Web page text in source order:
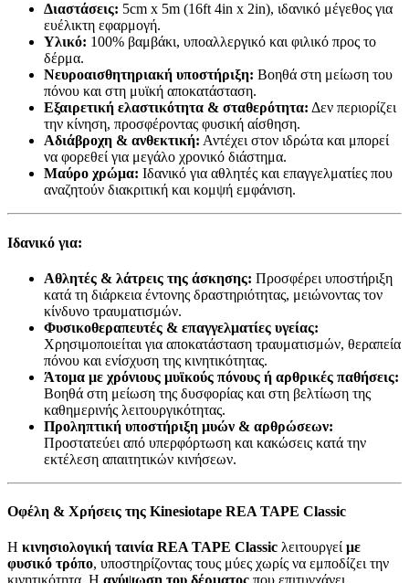
Διαστάσεις: 5cm x 5m (16ft 4in x 2in), ιδανικό μέγεθος για
ευέλικτη εφαρμογή.
Υλικό: 100% βαμβάκι, υποαλλεργικό και φιλικό προς το
δέρμα.
Νευροαισθητηριακή υποστήριξη: Βοηθά στη μείωση του
πόνου και στη μυϊκή αποκατάσταση.
Εξαιρετική ελαστικότητα & σταθερότητα: Δεν περιορίζει
την κίνηση, προσφέροντας φυσική αίσθηση.
Αδιάβροχη & ανθεκτική: Αντέχει στον ιδρώτα και μπορεί
να φορεθεί για μεγάλο χρονικό διάστημα.
Μαύρο χρώμα: Ιδανικό για αθλητές και επαγγελματίες που
αναζητούν διακριτική και κομψή εμφάνιση.
Ιδανικό για:
Αθλητές & λάτρεις της άσκησης: Προσφέρει υποστήριξη
κατά τη διάρκεια έντονης δραστηριότητας, μειώνοντας τον
κίνδυνο τραυματισμών.
Φυσικοθεραπευτές & επαγγελματίες υγείας:
Χρησιμοποιείται για αποκατάσταση τραυματισμών, θεραπεία
πόνου και ενίσχυση της κινητικότητας.
Άτομα με χρόνιους μυϊκούς πόνους ή αρθρικές παθήσεις:
Βοηθά στη μείωση της δυσφορίας και στη βελτίωση της
καθημερινής λειτουργικότητας.
Προληπτική υποστήριξη μυών & αρθρώσεων:
Προστατεύει από υπερφόρτωση και κακώσεις κατά την
εκτέλεση απαιτητικών κινήσεων.
Οφέλη & Χρήσεις της Kinesiotape REA TAPE Classic
Η κινησιολογική ταινία REA TAPE Classic λειτουργείμε
φυσικό τρόπο, υποστηρίζοντας τους μύες χωρίς να εμποδίζει την